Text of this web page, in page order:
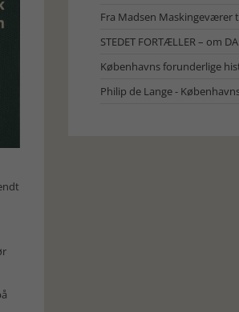
Fra Madsen Maskingeværer
STEDET FORTÆLLER – om
Københavns forunderlige
Philip de Lange -